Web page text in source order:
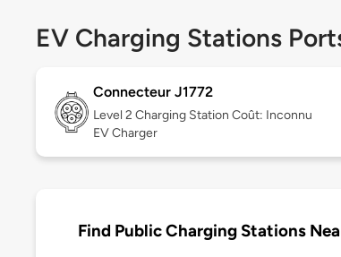
EV Charging Stations
Connecteur J1772
Level 2 Charging Station Coût: Inconnu
EV Charger
Find Public Charging Stations